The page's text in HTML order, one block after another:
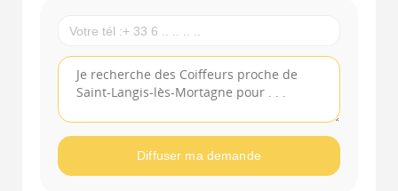
Diffuser ma demande